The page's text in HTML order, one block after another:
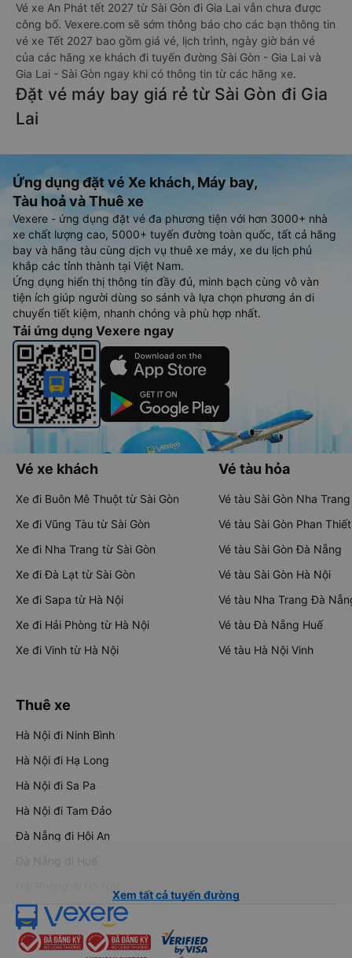
Vé xe An Phát tết 2027 từ Sài Gòn đi Gia Lai vẫn chưa được
công bố. Vexere.com sẽ sớm thông báo cho các bạn thông tin
vé xe Tết 2027 bao gồm giá vé, lịch trình, ngày giờ bán vé
của các hãng xe khách đi tuyến đường Sài Gòn - Gia Lai và
Gia Lai - Sài Gòn ngay khi có thông tin từ các hãng xe.
Đặt vé máy bay giá rẻ từ Sài Gòn đi Gia
Lai
Ứng dụng đặt vé Xe khách, Máy bay,
Tàu hoả và Thuê xe
Vexere - ứng dụng đặt vé đa phương tiện với hơn 3000+ nhà
xe chất lượng cao, 5000+ tuyến đường toàn quốc, tất cả hãng
bay và hãng tàu cùng dịch vụ thuê xe máy, xe du lịch phủ
khắp các tỉnh thành tại Việt Nam.
Ứng dụng hiển thị thông tin đầy đủ, minh bạch cùng vô vàn
tiện ích giúp người dùng so sánh và lựa chọn phương án di
chuyển tiết kiệm, nhanh chóng và phù hợp nhất.
Tải ứng dụng Vexere ngay
Vé xe khách
Xe đi Buôn Mê Thuột từ Sài Gòn
Xe đi Vũng Tàu từ Sài Gòn
Xe đi Nha Trang từ Sài Gòn
Xe đi Đà Lạt từ Sài Gòn
Xe đi Sapa từ Hà Nội
Xe đi Hải Phòng từ Hà Nội
Xe đi Vinh từ Hà Nội
Vé tàu hỏa
Vé tàu Sài Gòn Nha Trang
Vé tàu Sài Gòn Phan Thiết
Vé tàu Sài Gòn Đà Nẵng
Vé tàu Sài Gòn Hà Nội
Vé tàu Nha Trang Đà
Vé tàu Đà Nẵng Huế
Vé tàu Hà Nội Vinh
Thuê xe
Hà Nội đi Ninh Bình
Hà Nội đi Hạ Long
Hà Nội đi Sa Pa
Hà Nội đi Tam Đảo
Đà Nẵng đi Hội An
Đà Nẵng đi Huế
Xem tất cả tuyến đường